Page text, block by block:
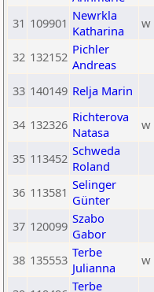
31 109901 Newrkla
Katharina
w
32 132152 Pichler
Andreas
33 140149 Relja Marin
34 132326 Richterova
Natasa
w
35 113452 Schweda
Roland
36 113581 Selinger
Günter
37 120099 Szabo
Gabor
38 135553 Terbe
Julianna
w
Terbe